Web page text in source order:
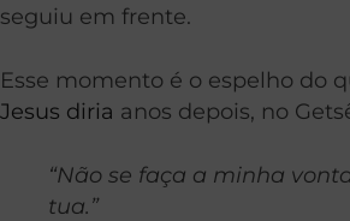
seguiu em frente.
Esse momento é o espelho do
Jesus diria anos depois, no
“Não se faça a minha
tua.”